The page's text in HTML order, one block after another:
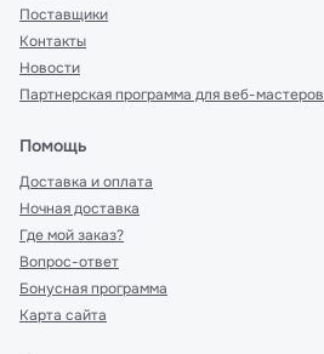
Поставщики
Контакты
Новости
Партнерская программа для веб-мастеров
Помощь
Доставка и оплата
Ночная доставка
Где мой заказ?
Вопрос-ответ
Бонусная программа
Карта сайта